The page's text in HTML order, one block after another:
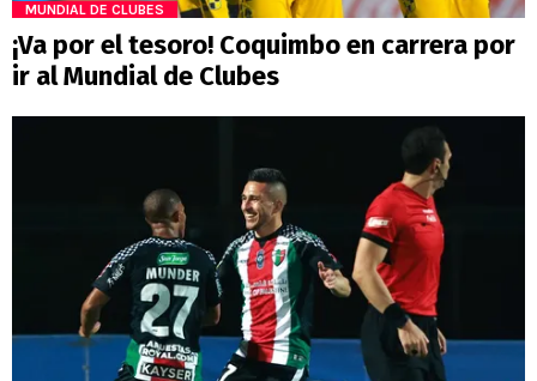
MUNDIAL DE CLUBES
¡Va por el tesoro! Coquimbo en carrera por
ir al Mundial de Clubes